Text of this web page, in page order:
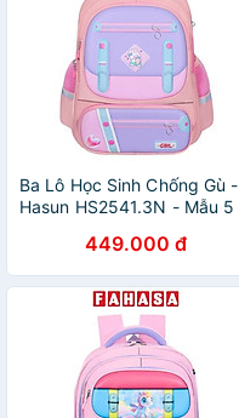
Ba Lô Học Sinh Chống Gù -
Hasun HS2541.3N - Mẫu 5
449.000 đ